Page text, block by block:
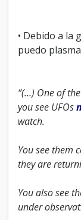
• Debido a la
puedo
“(…) One of
you see UFOs
watch.
You see them
they are
You also see
under